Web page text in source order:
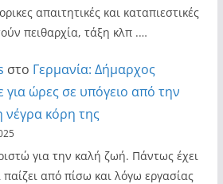
απαιτητικές και καταπιεστικές
πειθαρχία, τάξη κλπ .…
στο Γερμανία: Δήμαρχος
για ώρες σε υπόγειο από την
νέγρα κόρη της
για την καλή ζωή. Πάντως έχει
παίζει από πίσω και λόγω εργασίας